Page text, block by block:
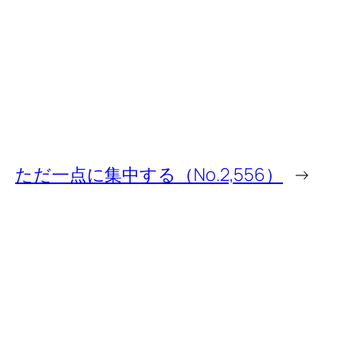
ただ一点に集中する（No.2,556） →